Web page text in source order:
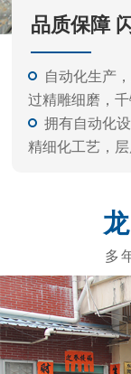
品质保障
自动化生产
过精雕细磨，
拥有自动化
精细化工艺，